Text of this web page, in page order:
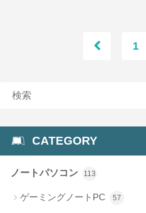
1
CATEGORY
ノートパソコン 113
ゲーミングノートPC 57